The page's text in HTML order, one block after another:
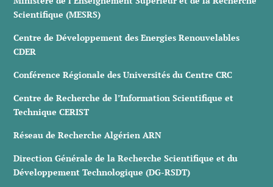
Scientifique (MESRS)
Centre de Développement des Energies Renouvelables
CDER
Conférence Régionale des Universités du Centre CRC
Centre de Recherche de l’Information Scientifique et
Technique CERIST
Réseau de Recherche Algérien ARN
Direction Générale de la Recherche Scientifique et du
Développement Technologique (DG-RSDT)